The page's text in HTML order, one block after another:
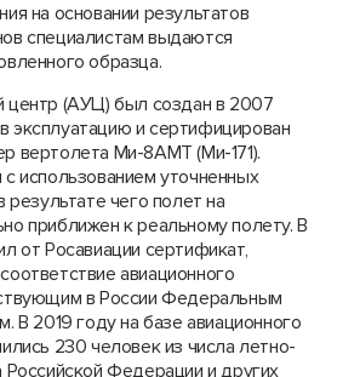
на основании результатов
специалистам выдаются
образца.
центр (АУЦ) был создан в 2007
эксплуатацию и сертифицирован
вертолета Ми-8АМТ (Ми-171).
использованием уточненных
результате чего полет на
приближен к реальному полету. В
от Росавиации сертификат,
авиационного
в России Федеральным
В 2019 году на базе авиационного
230 человек из числа летно-
Российской Федерации и других